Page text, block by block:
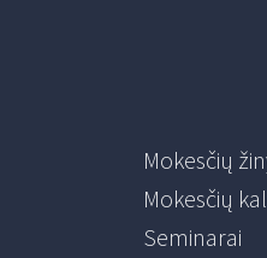
Mokesčių
Mokesčių
Seminarai